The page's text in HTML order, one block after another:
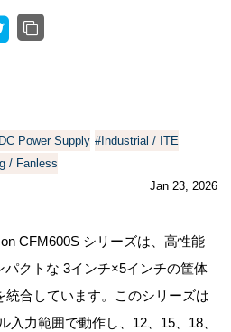
Power Supply #Industrial / ITE
/ Fanless
Jan 23, 2026
CFM600S シリーズは、高性能
パクトな 3インチ×5インチの筐体
統合しています。このシリーズは
入力範囲で動作し、12、15、18、